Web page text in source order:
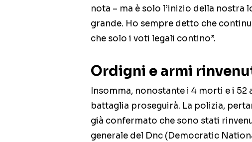
nota – ma è solo l’inizio della nostra
grande. Ho sempre detto che
che solo i voti legali contino”.
Ordigni e armi
Insomma, nonostante i 4 morti e i
battaglia proseguirà. La polizia,
già confermato che sono stati
generale del Dnc (Democratic